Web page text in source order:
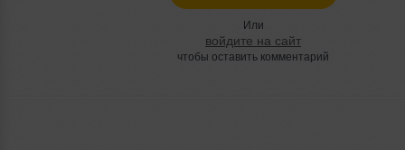
Или
войдите на сайт
чтобы оставить комментарий